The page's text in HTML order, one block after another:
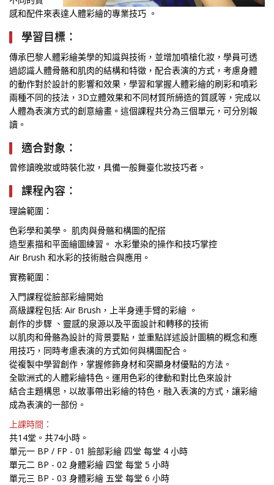
感和配件來表達人體彩繪的專業技巧 。
學習目標：
傳承巴黎人體彩繪美學的知識與技術，並增加噴槍化妝，學員可透
過認識人體骨骼和肌肉的結構和特徵，配合表演的方式，考慮身體
的動作對於設計的影響和效果，學習和掌握人體彩繪的刷彩和噴彩
兩種不同的技法，3D立體效果和不同材質所締造的質感等，完成以
人體為表演方式的創意繪畫。這個課程共分為三個單元，可分別報
讀。
適合對象：
曾修讀晚妝或時裝化妝，具備一般舞臺化妝技巧者。
課程內容：
理論範圍：
色彩學和美學。 肌肉與骨骼和構圖的配搭
造型素描和平面繪圖練習。 水彩暈染的操作和技巧掌控
Air Brush 和水彩的技術融合與應用。
實務範圍：
入門課程從臉部彩繪開始
高級課程包括: Air Brush，上半身連手臂的彩繪 。
創作的步驟 、靈感的泉源以及平面設計和轉移的技術
以肌肉和骨骼為設計的背景要點，並重點詳述設計圖稿的概念和應
用技巧，同時考慮表演的方式如何與構圖配合。
從複製中學習創作，掌握修飾身材和突顯身材優點的方法。
全歐洲式的人體彩繪特色。運用色彩的律動和對比色來設計
結合主題構思，以故事帶出彩繪的特色，融入表演的方式，讓彩繪
成為表演的一部份。
上課時間：
共14堂。共74小時。
單元一 BP / FP - 01 臉部彩繪 四堂 每堂 4 小時
單元二 BP - 02 身體彩繪 四堂 每堂 5 小時
單元三 BP - 03 身體彩繪 五堂 每堂 6 小時